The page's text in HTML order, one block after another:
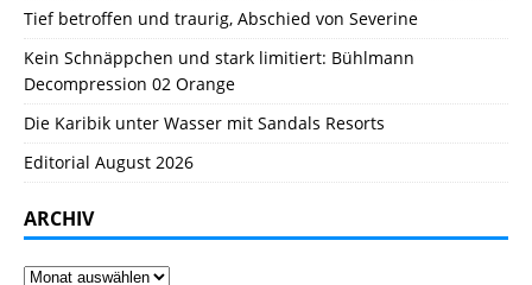
Tief betroffen und traurig, Abschied von Severine
Kein Schnäppchen und stark limitiert: Bühlmann
Decompression 02 Orange
Die Karibik unter Wasser mit Sandals Resorts
Editorial August 2026
ARCHIV